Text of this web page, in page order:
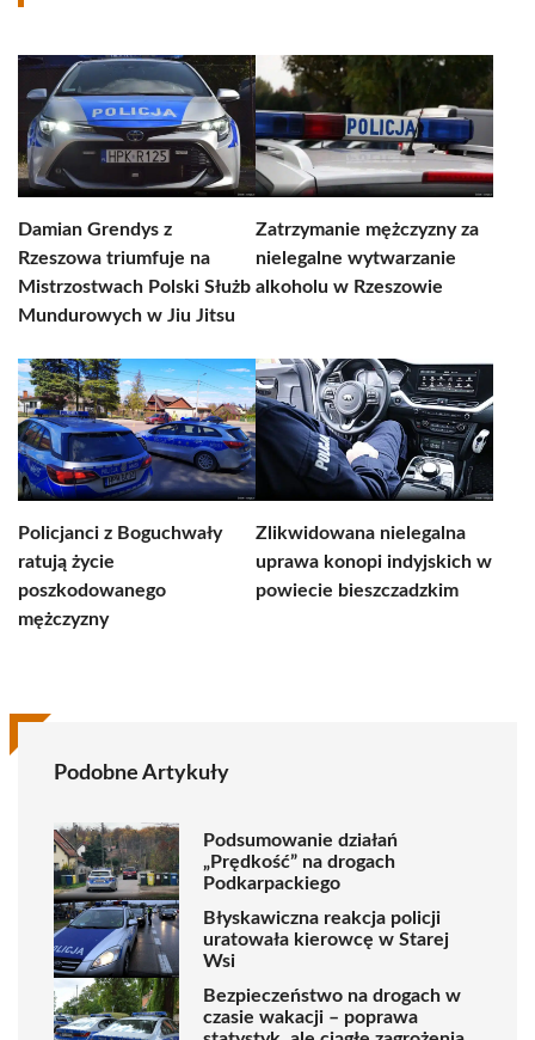
Damian Grendys z
Rzeszowa triumfuje na
Mistrzostwach Polski Służb
Mundurowych w Jiu Jitsu
Zatrzymanie mężczyzny za
nielegalne wytwarzanie
alkoholu w Rzeszowie
Policjanci z Boguchwały
ratują życie
poszkodowanego
mężczyzny
Zlikwidowana nielegalna
uprawa konopi indyjskich w
powiecie bieszczadzkim
Podobne Artykuły
Podsumowanie działań
„Prędkość” na drogach
Podkarpackiego
Błyskawiczna reakcja policji
uratowała kierowcę w Starej
Wsi
Bezpieczeństwo na drogach w
czasie wakacji – poprawa